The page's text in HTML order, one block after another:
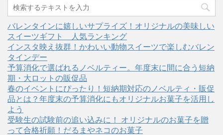
バレンタインに嬉しいサプライズ！オリジナルの美味しい
スイーツギフト 人気ランキング
インスタ映え抜群！かわいい動物スイーツで楽しむバレン
タインデー
予算消化で選ばれるノベルティー。年度末に間に合う短納
期・大ロットの販促品
春のイベントにぴったり！短納期対応のノベルティ・販促
品とは？年度末の予算消化にもオリジナルお菓子を活用し
よう
受験生の試験前の追い込みに！ オリジナルのお菓子を贈
って合格祈願！だるまやネコのお菓子